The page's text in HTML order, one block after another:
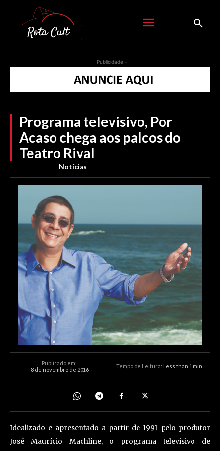
- Publicidade -
Programa televisivo, Por
Acaso chega aos palcos do
Teatro Rival
Notícias
Publicado em:
8 de novembro de 2016
Tempo de Leitura: Less than 1 min.
Idealizado e apresentado a partir de 1991 pelo produtor
José Maurício Machline, o programa televisivo de